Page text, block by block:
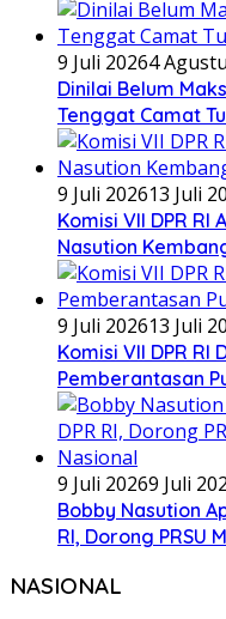
9 Juli 20264
Dinilai Belum
Tenggat Camat
9 Juli 202613 Juli
Komisi VII DPR
Nasution
9 Juli 202613 Juli
Komisi VII DPR RI
Pemberantasan
9 Juli 20269 Juli
Bobby Nasution
RI, Dorong PRSU
NASIONAL